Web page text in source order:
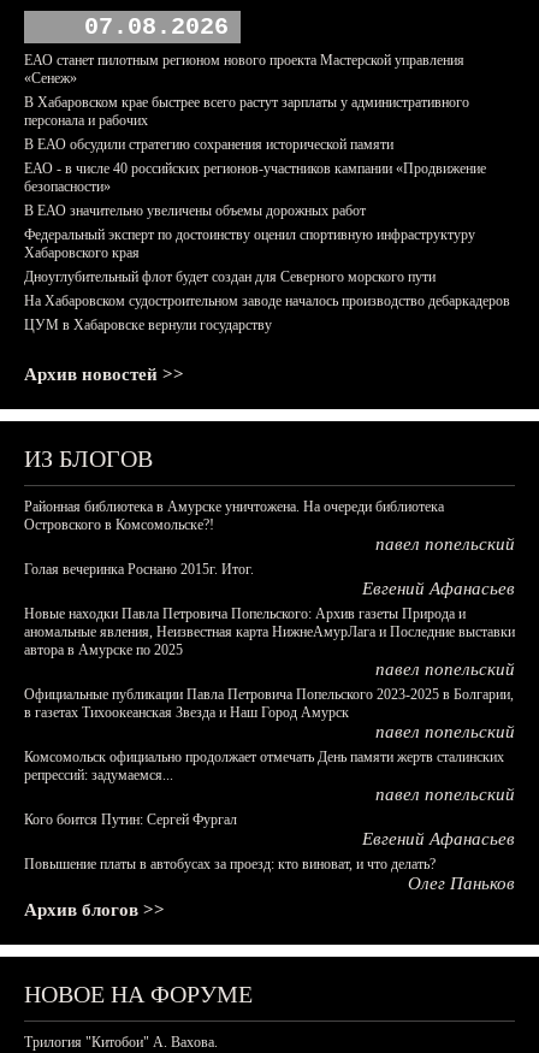
07.08.2026
ЕАО станет пилотным регионом нового проекта Мастерской управления
«Сенеж»
В Хабаровском крае быстрее всего растут зарплаты у административного
персонала и рабочих
В ЕАО обсудили стратегию сохранения исторической памяти
ЕАО - в числе 40 российских регионов-участников кампании «Продвижение
безопасности»
В ЕАО значительно увеличены объемы дорожных работ
Федеральный эксперт по достоинству оценил спортивную инфраструктуру
Хабаровского края
Дноуглубительный флот будет создан для Северного морского пути
На Хабаровском судостроительном заводе началось производство дебаркадеров
ЦУМ в Хабаровске вернули государству
Архив новостей >>
ИЗ БЛОГОВ
Районная библиотека в Амурске уничтожена. На очереди библиотека
Островского в Комсомольске?!
павел попельский
Голая вечеринка Роснано 2015г. Итог.
Евгений Афанасьев
Новые находки Павла Петровича Попельского: Архив газеты Природа и
аномальные явления, Неизвестная карта НижнеАмурЛага и Последние выставки
автора в Амурске по 2025
павел попельский
Официальные публикации Павла Петровича Попельского 2023-2025 в Болгарии,
в газетах Тихоокеанская Звезда и Наш Город Амурск
павел попельский
Комсомольск официально продолжает отмечать День памяти жертв сталинских
репрессий: задумаемся...
павел попельский
Кого боится Путин: Сергей Фургал
Евгений Афанасьев
Повышение платы в автобусах за проезд: кто виноват, и что делать?
Олег Паньков
Архив блогов >>
НОВОЕ НА ФОРУМЕ
Трилогия "Китобои" А. Вахова.